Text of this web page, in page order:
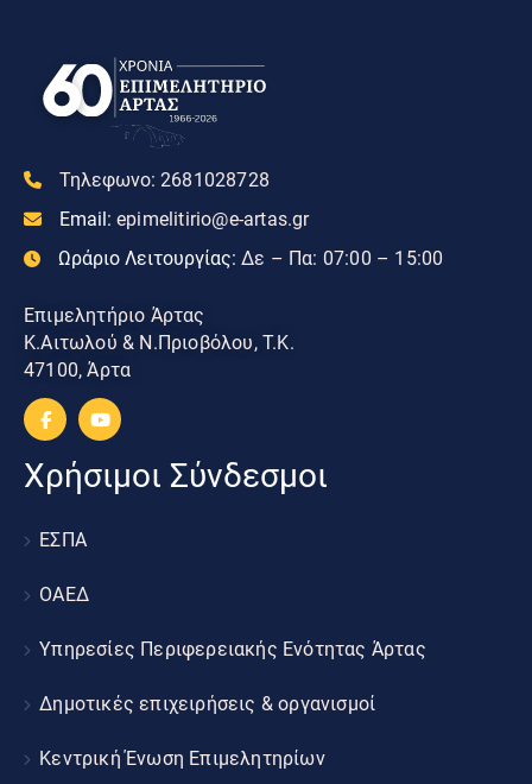
Τηλεφωνο: 2681028728
Email: epimelitirio@e-artas.gr
Ωράριο Λειτουργίας: Δε – Πα: 07:00 – 15:00
Επιμελητήριο Άρτας
Κ.Αιτωλού & Ν.Πριοβόλου, Τ.Κ.
47100, Άρτα
Χρήσιμοι Σύνδεσμοι
ΕΣΠΑ
ΟΑΕΔ
Υπηρεσίες Περιφερειακής Ενότητας Άρτας
Δημοτικές επιχειρήσεις & οργανισμοί
Κεντρική Ένωση Επιμελητηρίων